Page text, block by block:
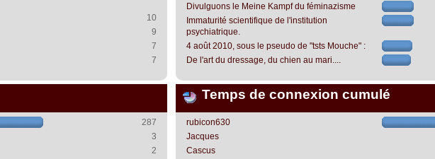
10
9
7
7
Divulguons le Meine Kampf du féminazisme
Immaturité scientifique de l'institution
psychiatrique.
4 août 2010, sous le pseudo de "tsts Mouche" :
De l'art du dressage, du chien au mari....
287
3
2
Temps de connexion cumulé
rubicon630
Jacques
Cascus